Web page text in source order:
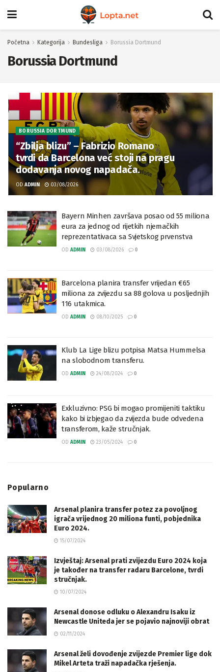
Početna Kategorija Bundesliga Borussia Dortmund
Borussia Dortmund
BORUSSIA DORTMUND
“Zbilja blizu” – Fabrizio Romano
tvrdi da Barcelona već stoji na pragu
dodavanja novog napadača.
OD ADMIN 03/08/2026
Bayern Minhen završava posao od 55 miliona
eura za jednog od rijetkih njemačkih
reprezentativaca sa Svjetskog prvenstva
OD ADMIN 03/08/2026 0
Barcelona planira transfer vrijedan €65
miliona za zvijezdu sa 88 golova u posljednjih
116 utakmica.
OD ADMIN 08/10/2025 0
Klub La Lige blizu potpisa Matsa Hummelsa
na slobodnom transferu.
OD ADMIN 24/08/2024 0
Exkluzivno: PSG bi mogao promijeniti taktiku
kako bi izbjegao da zvijezda bude odvedena
transferom, kaže stručnjak.
OD ADMIN 23/05/2024 0
Popularno
Arsenal planira transfer potez za povoljnog
igrača vrijednog 20 miliona funti, pobjednika
Euro 2024.
15/07/2024
Izvještaj: Arsenal prati zvijezdu Euro 2024 koja
je također na transfer radaru Barcelone, tvrdi
stručnjak.
10/07/2024
Arsenal donose odluku o Alexandru Isaku iz
Newcastle Uniteda jer se pojavio najnoviji obrat
02/11/2024
Arsenal želi dovođenje zvijezde Premier lige dok
Mikel Arteta traži napadačka rješenja.